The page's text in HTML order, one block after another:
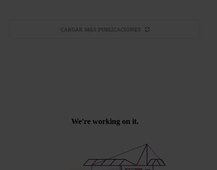
CARGAR MÁS PUBLICACIONES